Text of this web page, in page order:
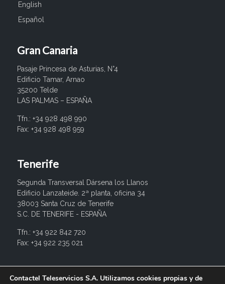
English
Español
Gran Canaria
Pasaje Princesa de Asturias, N°4
Edificio Tamar, Arnao
35200 Telde
LAS PALMAS – ESPAÑA
Tfn.: +34 928 498 990
Fax: +34 928 498 959
Tenerife
Segunda Transversal Dársena los Llanos
Edificio Lanzateide. 2ª planta, oficina 34
38003 Santa Cruz de Tenerife
S.C. DE TENERIFE - ESPAÑA
Tfn.: +34 922 842 720
Fax: +34 922 235 021
info@contactel.es
Contactel Teleservicios S.A. Utilizamos cookies propias y de